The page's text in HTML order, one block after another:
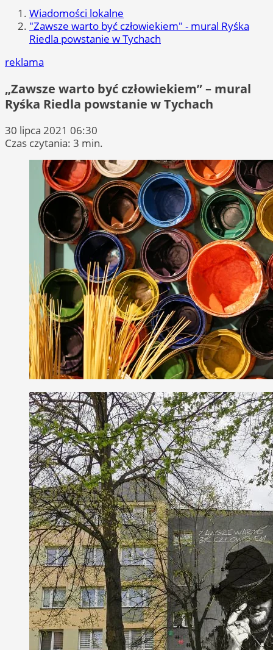
Wiadomości lokalne
"Zawsze warto być człowiekiem" - mural Ryśka
Riedla powstanie w Tychach
reklama
„Zawsze warto być człowiekiem” – mural
Ryśka Riedla powstanie w Tychach
30 lipca 2021 06:30
Czas czytania: 3 min.